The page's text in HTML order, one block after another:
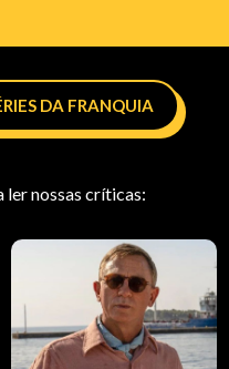
DA FRANQUIA
nossas críticas: